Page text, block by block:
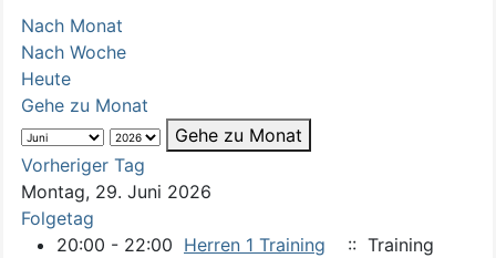
Nach Monat
Nach Woche
Heute
Gehe zu Monat
Gehe zu Monat
Vorheriger Tag
Montag, 29. Juni 2026
Folgetag
20:00 - 22:00 Herren 1 Training
:: Training